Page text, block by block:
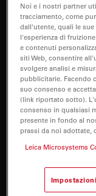
Ho
Ho bisogno
Noi e i nostri partner
tracciamento, come
dall'utente, quali le
l'esperienza di
e contenuti
siti Web, consentire
svolgere analisi e
pubblicitarie. Facendo
suo consenso e
(link riportato sotto).
consenso in qualsiasi
presente in fondo al
prassi da noi adottate,
Leica Microsystems